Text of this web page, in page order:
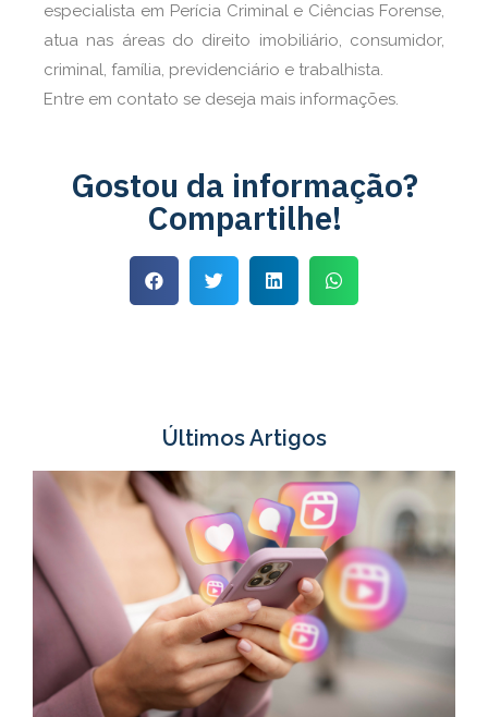
especialista em Perícia Criminal e Ciências Forense,
atua nas áreas do direito imobiliário, consumidor,
criminal, família, previdenciário e trabalhista.
Entre em contato se deseja mais informações.
Gostou da informação?
Compartilhe!
Últimos Artigos